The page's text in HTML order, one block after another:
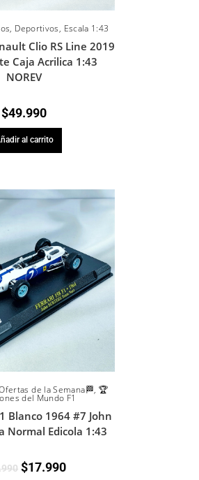
, Deportivos, Escala 1:43
Clio RS Line 2019
Caja Acrilica 1:43
NOREV
$49.990
al carrito
de la Semana🏁, 🏆
del Mundo F1
Blanco 1964 #7 John
Normal Edicola 1:43
$17.990